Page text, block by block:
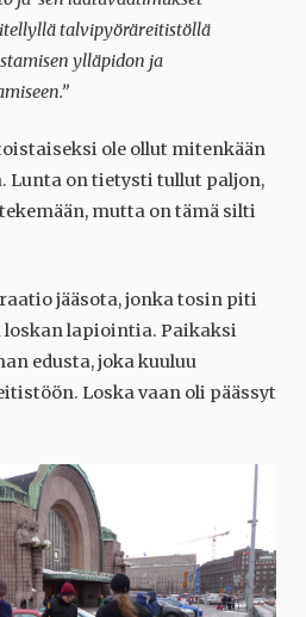
talvipyöräreitistöllä
ylläpidon ja
ole ollut mitenkään
Lunta on tietysti tullut paljon,
mutta on tämä silti
jääsota, jonka tosin piti
loskan lapiointia. Paikaksi
edusta, joka kuuluu
Loska vaan oli päässyt